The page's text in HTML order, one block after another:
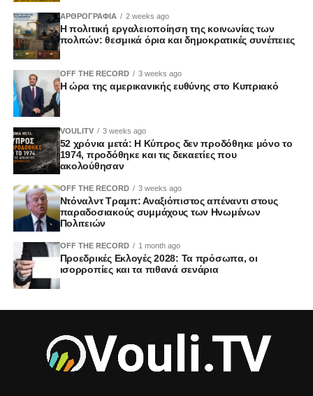
ΑΡΘΡΟΓΡΑΦΙΑ 2 weeks ago
Η πολιτική εργαλειοποίηση της κοινωνίας των
πολιτών: θεσμικά όρια και δημοκρατικές συνέπειες
OFF THE RECORD 3 weeks ago
Η ώρα της αμερικανικής ευθύνης στο Κυπριακό
VOULITV 3 weeks ago
52 χρόνια μετά: Η Κύπρος δεν προδόθηκε μόνο το
1974, προδόθηκε και τις δεκαετίες που
ακολούθησαν
OFF THE RECORD 3 weeks ago
Ντόναλντ Τραμπ: Αναξιόπιστος απέναντι στους
παραδοσιακούς συμμάχους των Ηνωμένων
Πολιτειών
OFF THE RECORD 1 month ago
Προεδρικές Εκλογές 2028: Τα πρόσωπα, οι
ισορροπίες και τα πιθανά σενάρια